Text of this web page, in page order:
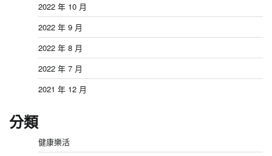
2022 年 10 月
2022 年 9 月
2022 年 8 月
2022 年 7 月
2021 年 12 月
分類
健康樂活